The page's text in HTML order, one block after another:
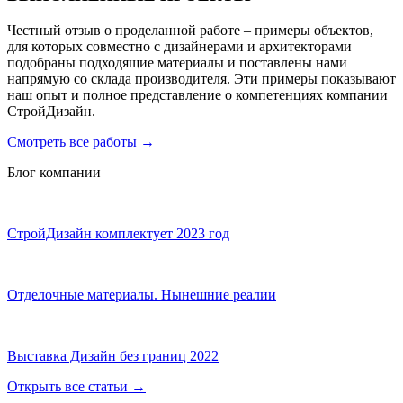
Честный отзыв о проделанной работе – примеры объектов,
для которых совместно с дизайнерами и архитекторами
подобраны подходящие материалы и поставлены нами
напрямую со склада производителя. Эти примеры показывают
наш опыт и полное представление о компетенциях компании
СтройДизайн.
Смотреть все работы →
Блог компании
СтройДизайн комплектует 2023 год
Отделочные материалы. Нынешние реалии
Выставка Дизайн без границ 2022
Открыть все статьи →